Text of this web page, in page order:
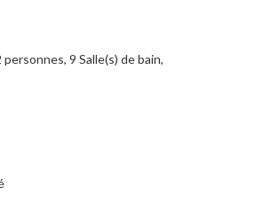
9 Salle(s) de bain,